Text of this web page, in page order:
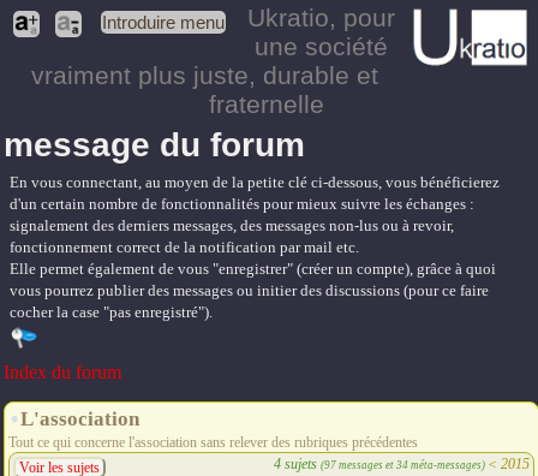
Introduire menu Ukratio, pour
une société
vraiment plus juste, durable et
fraternelle
message du forum
En vous connectant, au moyen de la petite clé ci-dessous, vous bénéficierez
d'un certain nombre de fonctionnalités pour mieux suivre les échanges :
signalement des derniers messages, des messages non-lus ou à revoir,
fonctionnement correct de la notification par mail etc.
Elle permet également de vous "enregistrer" (créer un compte), grâce à quoi
vous pourrez publier des messages ou initier des discussions (pour ce faire
cocher la case "pas enregistré").
Index du forum
L'association
Tout ce qui concerne l'association sans relever des rubriques précédentes
4 sujets (97 messages et 34 méta-messages) < 2015
Voir les sujets